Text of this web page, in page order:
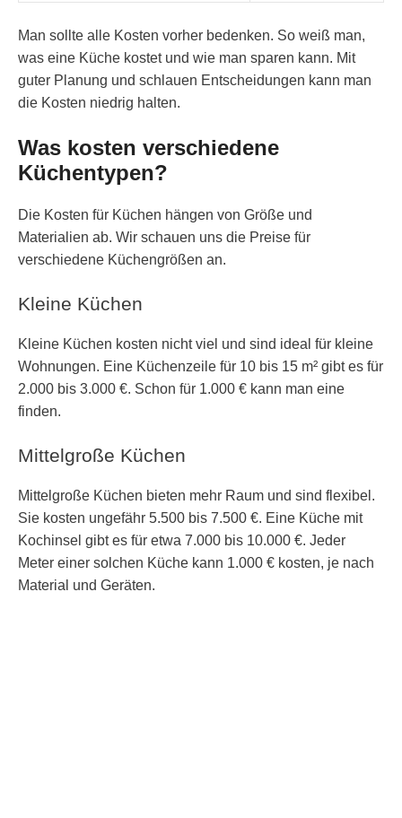
Man sollte alle Kosten vorher bedenken. So weiß man,
was eine Küche kostet und wie man sparen kann. Mit
guter Planung und schlauen Entscheidungen kann man
die Kosten niedrig halten.
Was kosten verschiedene
Küchentypen?
Die Kosten für Küchen hängen von Größe und
Materialien ab. Wir schauen uns die Preise für
verschiedene Küchengrößen an.
Kleine Küchen
Kleine Küchen kosten nicht viel und sind ideal für kleine
Wohnungen. Eine Küchenzeile für 10 bis 15 m² gibt es für
2.000 bis 3.000 €. Schon für 1.000 € kann man eine
finden.
Mittelgroße Küchen
Mittelgroße Küchen bieten mehr Raum und sind flexibel.
Sie kosten ungefähr 5.500 bis 7.500 €. Eine Küche mit
Kochinsel gibt es für etwa 7.000 bis 10.000 €. Jeder
Meter einer solchen Küche kann 1.000 € kosten, je nach
Material und Geräten.